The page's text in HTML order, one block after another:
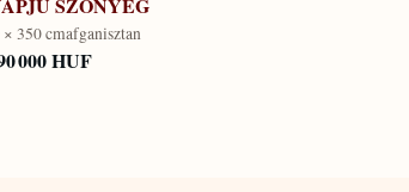
350 cmafganisztan
000 HUF